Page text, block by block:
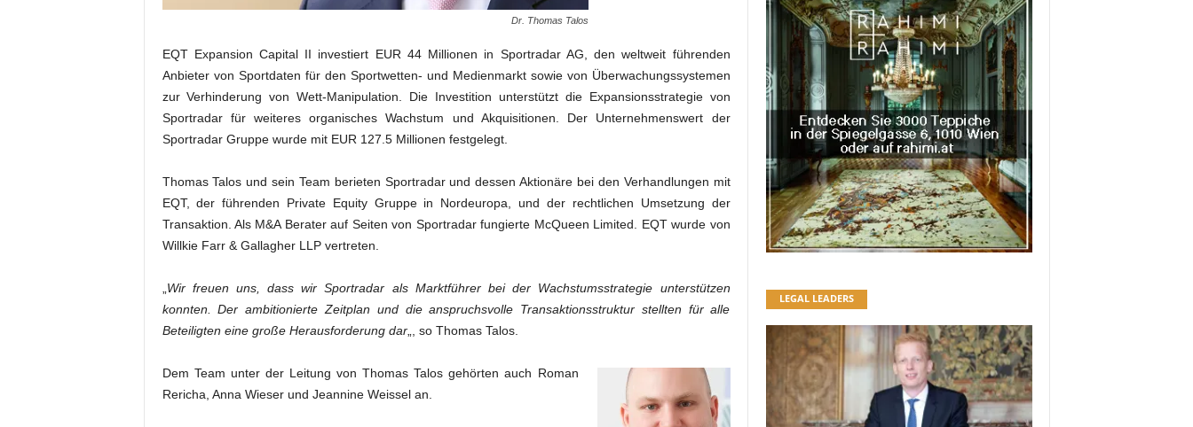
Dr. Thomas Talos
EQT Expansion Capital II investiert EUR 44 Millionen in Sportradar AG, den weltweit führenden
Anbieter von Sportdaten für den Sportwetten- und Medienmarkt sowie von Überwachungssystemen
zur Verhinderung von Wett-Manipulation. Die Investition unterstützt die Expansionsstrategie von
Sportradar für weiteres organisches Wachstum und Akquisitionen. Der Unternehmenswert der
Sportradar Gruppe wurde mit EUR 127.5 Millionen festgelegt.
Thomas Talos und sein Team berieten Sportradar und dessen Aktionäre bei den Verhandlungen mit
EQT, der führenden Private Equity Gruppe in Nordeuropa, und der rechtlichen Umsetzung der
Transaktion. Als M&A Berater auf Seiten von Sportradar fungierte McQueen Limited. EQT wurde von
Willkie Farr & Gallagher LLP vertreten.
Wir freuen uns, dass wir Sportradar als Marktführer bei der Wachstumsstrategie unterstützen
konnten. Der ambitionierte Zeitplan und die anspruchsvolle Transaktionsstruktur stellten für alle
Beteiligten eine große Herausforderung dar„, so Thomas Talos.
Dem Team unter der Leitung von Thomas Talos gehörten auch Roman
Rericha, Anna Wieser und Jeannine Weissel an.
LEGAL LEADERS